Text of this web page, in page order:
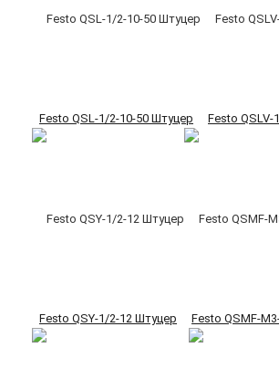
Festo QSL-1/2-10-50 Штуцер Festo QSLV-
Festo QSY-1/2-12 Штуцер Festo QSMF-